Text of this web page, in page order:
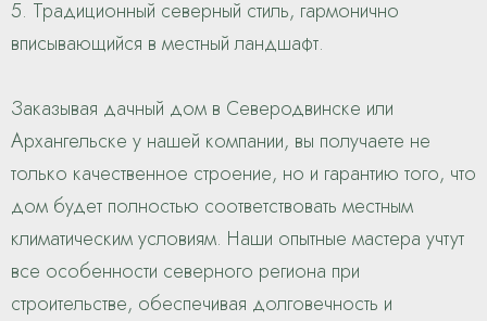
5. Традиционный северный стиль, гармонично
вписывающийся в местный ландшафт.
Заказывая дачный дом в Северодвинске или
Архангельске у нашей компании, вы получаете не
только качественное строение, но и гарантию того, что
дом будет полностью соответствовать местным
климатическим условиям. Наши опытные мастера учтут
все особенности северного региона при
строительстве, обеспечивая долговечность и